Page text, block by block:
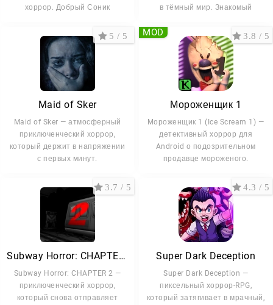
хоррор. Добрый Соник
в тёмный мир. Знакомый
Maid of Sker
Maid of Sker — атмосферный
приключенческий хоррор,
который держит в напряжении
с первых минут.
5 / 5
Мороженщик 1
Мороженщик 1 (Ice Scream 1) —
детективный хоррор для
Android о подозрительном
продавце мороженого.
3.8 / 5
MOD
Subway Horror: CHAPTER 2
Subway Horror: CHAPTER 2 —
приключенческий хоррор,
который снова отправляет
3.7 / 5
Super Dark Deception
Super Dark Deception —
пиксельный хоррор-RPG,
который затягивает в мрачный,
4.3 / 5